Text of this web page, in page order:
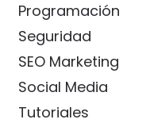
Programación
Seguridad
SEO Marketing
Social Media
Tutoriales